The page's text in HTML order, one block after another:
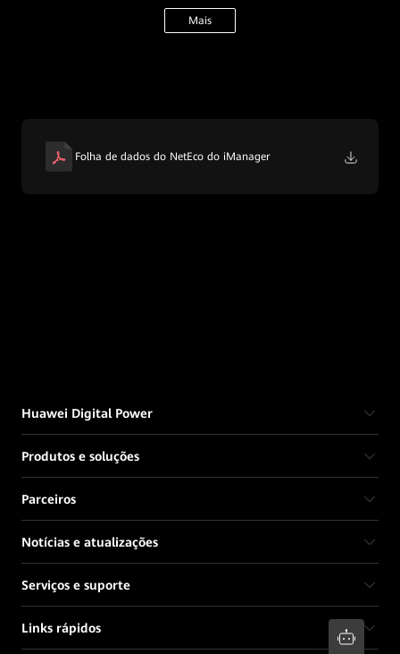
Mais
Folha de dados do NetEco do iManager
Huawei Digital Power
Produtos e soluções
Parceiros
Notícias e atualizações
Serviços e suporte
Links rápidos